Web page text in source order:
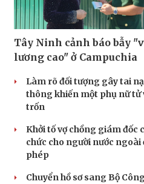
Tây Ninh cảnh báo bẫy
lương cao" ở Campuchia
Làm rõ đối tượng gây tai
thông khiến một phụ nữ tử
trốn
Khởi tố vợ chồng giám đốc
chức cho người nước ngoài
phép
Chuyển hồ sơ sang Bộ